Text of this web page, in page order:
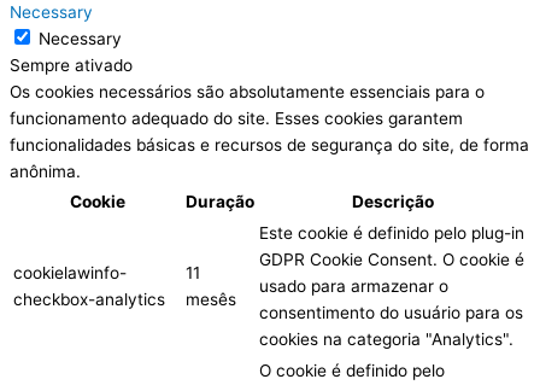
Necessary
Necessary
Sempre ativado
Os cookies necessários são absolutamente essenciais para o
funcionamento adequado do site. Esses cookies garantem
funcionalidades básicas e recursos de segurança do site, de forma
anônima.
Cookie
Duração Descrição
cookielawinfo-
checkbox-analytics
11
mesês
Este cookie é definido pelo plug-in
GDPR Cookie Consent. O cookie é
usado para armazenar o
consentimento do usuário para os
cookies na categoria "Analytics".
O cookie é definido pelo